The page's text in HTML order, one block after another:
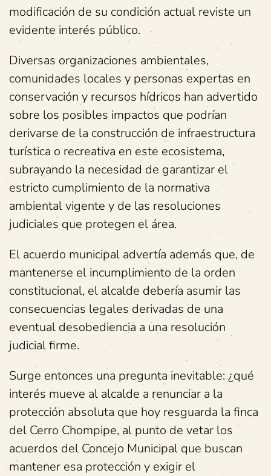
modificación de su condición actual reviste un
evidente interés público.
Diversas organizaciones ambientales,
comunidades locales y personas expertas en
conservación y recursos hídricos han advertido
sobre los posibles impactos que podrían
derivarse de la construcción de infraestructura
turística o recreativa en este ecosistema,
subrayando la necesidad de garantizar el
estricto cumplimiento de la normativa
ambiental vigente y de las resoluciones
judiciales que protegen el área.
El acuerdo municipal advertía además que, de
mantenerse el incumplimiento de la orden
constitucional, el alcalde debería asumir las
consecuencias legales derivadas de una
eventual desobediencia a una resolución
judicial firme.
Surge entonces una pregunta inevitable: ¿qué
interés mueve al alcalde a renunciar a la
protección absoluta que hoy resguarda la finca
del Cerro Chompipe, al punto de vetar los
acuerdos del Concejo Municipal que buscan
mantener esa protección y exigir el